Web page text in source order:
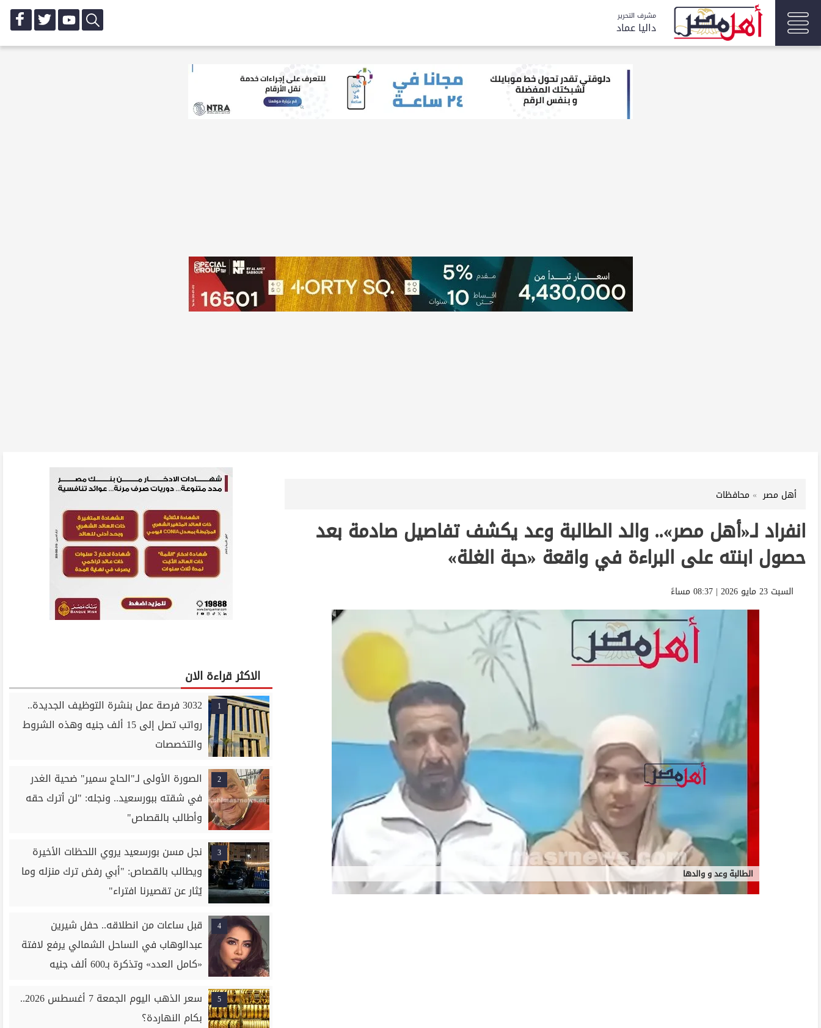
مشرف التحرير
داليا عماد
أهل مصر محافظات
انفراد لـ«أهل مصر».. والد الطالبة وعد يكشف تفاصيل صادمة بعد
حصول ابنته على البراءة في واقعة «حبة الغلة»
السبت 23 مايو 2026 | 08:37 مساءً
الطالبة وعد و والدها
الاكثر قراءة الان
1
3032 فرصة عمل بنشرة التوظيف الجديدة..
رواتب تصل إلى 15 ألف جنيه وهذه الشروط
والتخصصات
2
الصورة الأولى لـ"الحاج سمير" ضحية الغدر
في شقته ببورسعيد.. ونجله: "لن أترك حقه
وأطالب بالقصاص"
3
نجل مسن بورسعيد يروي اللحظات الأخيرة
ويطالب بالقصاص: "أبي رفض ترك منزله وما
يُثار عن تقصيرنا افتراء"
4
قبل ساعات من انطلاقه.. حفل شيرين
عبدالوهاب في الساحل الشمالي يرفع لافتة
«كامل العدد» وتذكرة بـ600 ألف جنيه
5
سعر الذهب اليوم الجمعة 7 أغسطس 2026..
بكام النهاردة؟